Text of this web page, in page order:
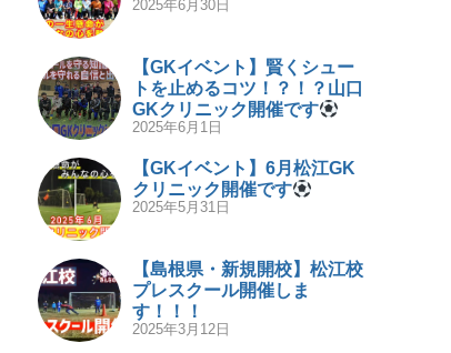
2025年6月30日
【GKイベント】賢くシュー
トを止めるコツ！？！？山口
GKクリニック開催です
2025年6月1日
【GKイベント】6月松江GK
クリニック開催です
2025年5月31日
【島根県・新規開校】松江校
プレスクール開催しま
す！！！
2025年3月12日